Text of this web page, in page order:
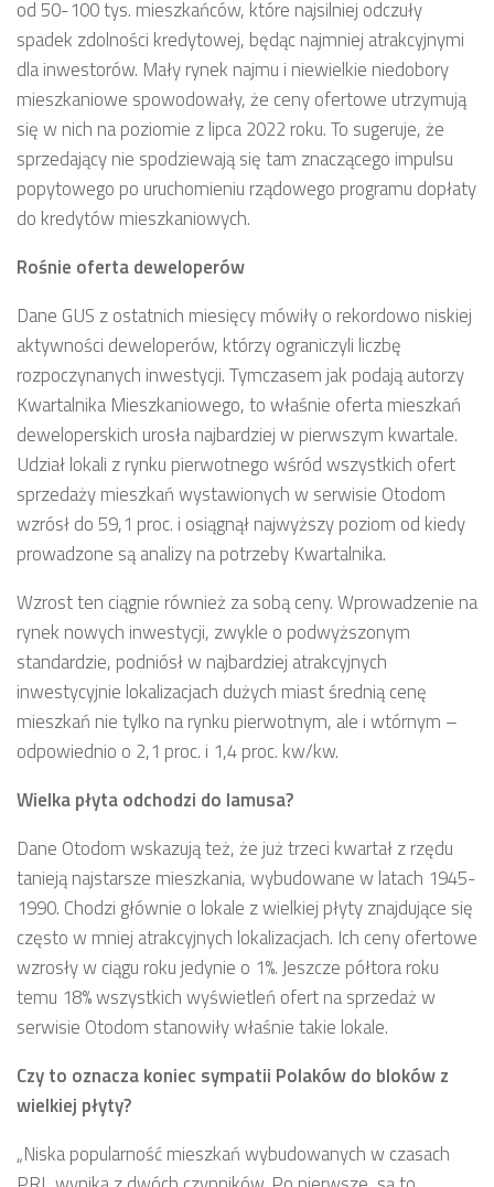
od 50-100 tys. mieszkańców, które najsilniej odczuły
spadek zdolności kredytowej, będąc najmniej atrakcyjnymi
dla inwestorów. Mały rynek najmu i niewielkie niedobory
mieszkaniowe spowodowały, że ceny ofertowe utrzymują
się w nich na poziomie z lipca 2022 roku. To sugeruje, że
sprzedający nie spodziewają się tam znaczącego impulsu
popytowego po uruchomieniu rządowego programu dopłaty
do kredytów mieszkaniowych.
Rośnie oferta deweloperów
Dane GUS z ostatnich miesięcy mówiły o rekordowo niskiej
aktywności deweloperów, którzy ograniczyli liczbę
rozpoczynanych inwestycji. Tymczasem jak podają autorzy
Kwartalnika Mieszkaniowego, to właśnie oferta mieszkań
deweloperskich urosła najbardziej w pierwszym kwartale.
Udział lokali z rynku pierwotnego wśród wszystkich ofert
sprzedaży mieszkań wystawionych w serwisie Otodom
wzrósł do 59,1 proc. i osiągnął najwyższy poziom od kiedy
prowadzone są analizy na potrzeby Kwartalnika.
Wzrost ten ciągnie również za sobą ceny. Wprowadzenie na
rynek nowych inwestycji, zwykle o podwyższonym
standardzie, podniósł w najbardziej atrakcyjnych
inwestycyjnie lokalizacjach dużych miast średnią cenę
mieszkań nie tylko na rynku pierwotnym, ale i wtórnym –
odpowiednio o 2,1 proc. i 1,4 proc. kw/kw.
Wielka płyta odchodzi do lamusa?
Dane Otodom wskazują też, że już trzeci kwartał z rzędu
tanieją najstarsze mieszkania, wybudowane w latach 1945-
1990. Chodzi głównie o lokale z wielkiej płyty znajdujące się
często w mniej atrakcyjnych lokalizacjach. Ich ceny ofertowe
wzrosły w ciągu roku jedynie o 1%. Jeszcze półtora roku
temu 18% wszystkich wyświetleń ofert na sprzedaż w
serwisie Otodom stanowiły właśnie takie lokale.
Czy to oznacza koniec sympatii Polaków do bloków z
wielkiej płyty?
„Niska popularność mieszkań wybudowanych w czasach